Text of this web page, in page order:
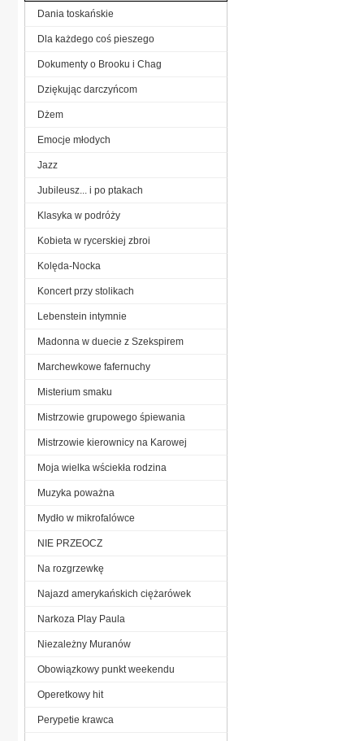
Dania toskańskie
Dla każdego coś pieszego
Dokumenty o Brooku i Chag
Dziękując darczyńcom
Dżem
Emocje młodych
Jazz
Jubileusz... i po ptakach
Klasyka w podróży
Kobieta w rycerskiej zbroi
Kolęda-Nocka
Koncert przy stolikach
Lebenstein intymnie
Madonna w duecie z Szekspirem
Marchewkowe fafernuchy
Misterium smaku
Mistrzowie grupowego śpiewania
Mistrzowie kierownicy na Karowej
Moja wielka wściekła rodzina
Muzyka poważna
Mydło w mikrofalówce
NIE PRZEOCZ
Na rozgrzewkę
Najazd amerykańskich ciężarówek
Narkoza Play Paula
Niezależny Muranów
Obowiązkowy punkt weekendu
Operetkowy hit
Perypetie krawca